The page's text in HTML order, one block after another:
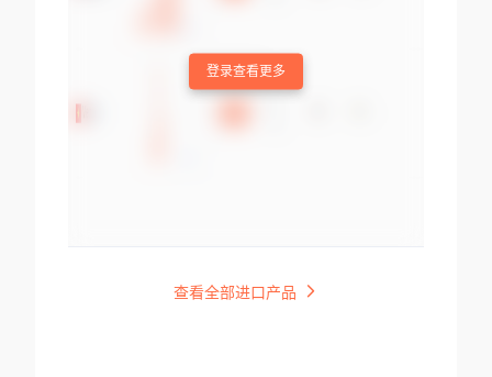
登录查看更多
查看全部进口产品